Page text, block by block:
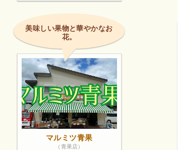
美味しい果物と華やかなお
花。
マルミツ青果
（青果店）